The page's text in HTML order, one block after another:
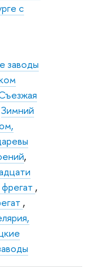
с
заводы
Зимний
,
,
,